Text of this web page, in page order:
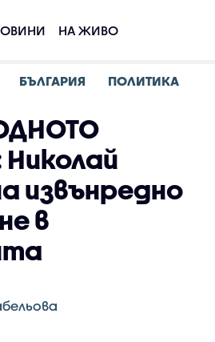
НА ЖИВО
БЪЛГАРИЯ ПОЛИТИКА
Николай
извънредно
в